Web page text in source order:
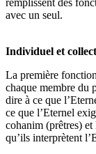
avec un seul.
Individuel et
La première
chaque membre du
dire à ce que
ce que l’Eternel
cohanim (prêtres)
qu’ils interprètent